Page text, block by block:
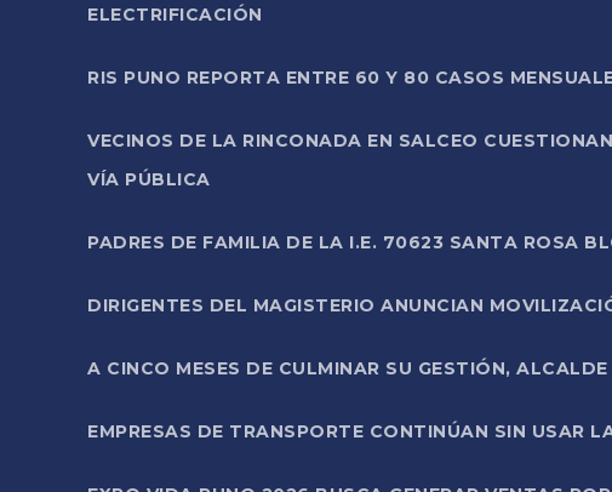
ELECTRIFICACIÓN
RIS PUNO REPORTA ENTRE 60 Y 80 CASOS
VECINOS DE LA RINCONADA EN SALCEO
VÍA PÚBLICA
PADRES DE FAMILIA DE LA I.E. 70623 SANTA ROSA
DIRIGENTES DEL MAGISTERIO ANUNCIAN
A CINCO MESES DE CULMINAR SU GESTIÓN,
EMPRESAS DE TRANSPORTE CONTINÚAN SIN USAR